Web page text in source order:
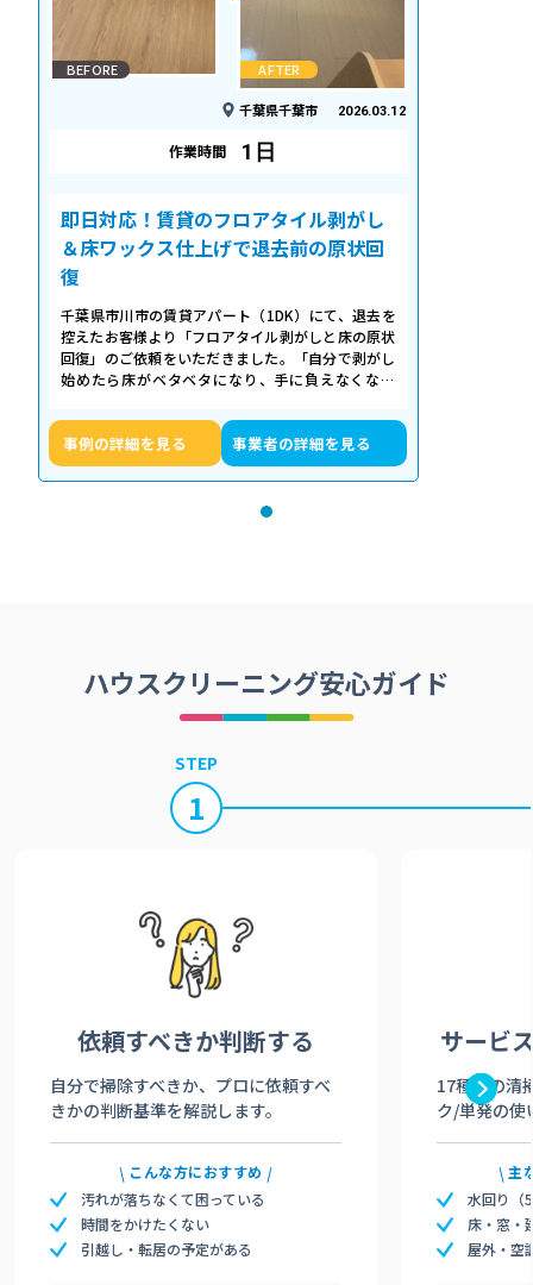
BEFORE AFTER
千葉県千葉市 2026.03.12
作業時間 1日
即日対応！賃貸のフロアタイル剥がし
＆床ワックス仕上げで退去前の原状回
復
千葉県市川市の賃貸アパート（1DK）にて、退去を
控えたお客様より「フロアタイル剥がしと床の原状
回復」のご依頼をいただきました。「自分で剥がし
始めたら床がベタベタになり、手に負えなくなっ
事例の詳細を見る 事業者の詳細を見る
ハウスクリーニング安心ガイド
STEP
1
依頼すべきか判断する
自分で掃除すべきか、プロに依頼すべ
きかの判断基準を解説します。
こんな方におすすめ
汚れが落ちなくて困っている
時間をかけたくない
引越し・転居の予定がある
サービ
17種類の清
ク/単発の使
主
水回り（
床・窓・
屋外・空